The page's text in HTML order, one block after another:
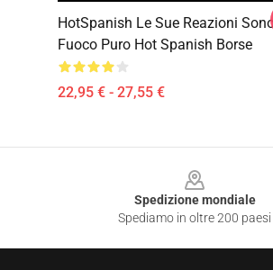
HotSpanish Le Sue Reazioni Sono
Fuoco Puro Hot Spanish Borse
22,95 € - 27,55 €
Spedizione mondiale
Spediamo in oltre 200 paesi